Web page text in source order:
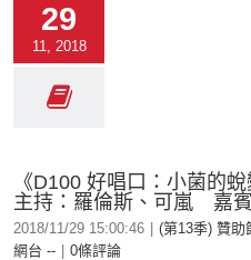
29
11, 2018
《D100 好唱口：小菌的
主持：羅倫斯、可嵐 嘉
2018/11/29 15:00:46 (第13季) 贊助
網台 --
0條評論